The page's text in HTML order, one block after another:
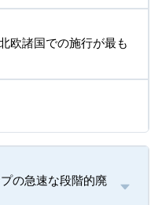
欧諸国での施行が最も
の急速な段階的廃